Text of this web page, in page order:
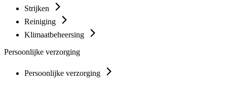
Strijken
Reiniging
Klimaatbeheersing
Persoonlijke verzorging
Persoonlijke verzorging